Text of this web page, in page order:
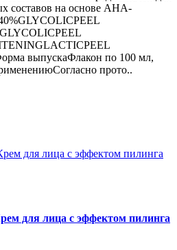
составов на основе АНА-
выпускаФлакон по 100 мл,
прото..
для лица с эффектом пилинга